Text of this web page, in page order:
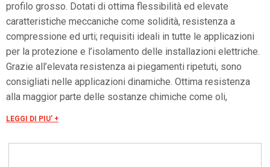
profilo grosso. Dotati di ottima flessibilità ed elevate
caratteristiche meccaniche come solidità, resistenza a
compressione ed urti; requisiti ideali in tutte le applicazioni
per la protezione e l’isolamento delle installazioni elettriche.
Grazie all’elevata resistenza ai piegamenti ripetuti, sono
consigliati nelle applicazioni dinamiche. Ottima resistenza
alla maggior parte delle sostanze chimiche come oli,
isolanti. La bassa emissione di fumi in caso di incendio, li
LEGGI DI PIU' +